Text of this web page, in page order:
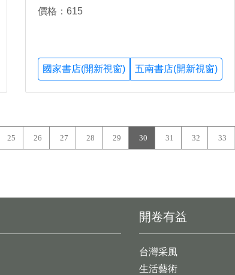
價格：615
國家書店(開新視窗) 五南書店(開新視窗)
25 26 27 28 29 30 31 32 33
開卷有益
台灣采風
生活藝術